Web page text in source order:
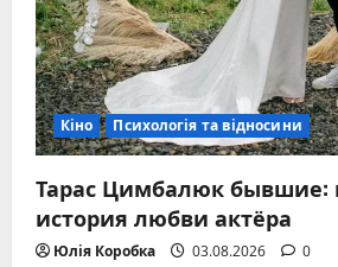
Кіно Психологія та відносини
Тарас Цимбалюк бывшие:
история любви актёра
Юлія Коробка 03.08.2026 0